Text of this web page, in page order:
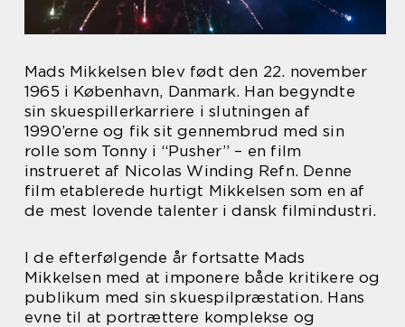
Mads Mikkelsen blev født den 22. november
1965 i København, Danmark. Han begyndte
sin skuespillerkarriere i slutningen af
1990’erne og fik sit gennembrud med sin
rolle som Tonny i “Pusher” – en film
instrueret af Nicolas Winding Refn. Denne
film etablerede hurtigt Mikkelsen som en af
de mest lovende talenter i dansk filmindustri.
I de efterfølgende år fortsatte Mads
Mikkelsen med at imponere både kritikere og
publikum med sin skuespilpræstation. Hans
evne til at portrættere komplekse og